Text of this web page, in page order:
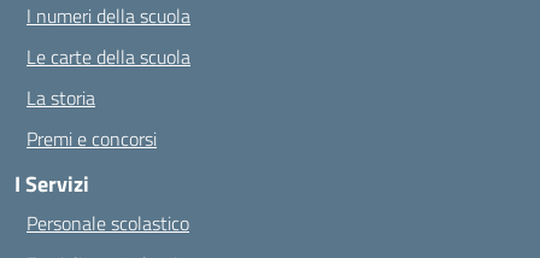
I numeri della scuola
Le carte della scuola
La storia
Premi e concorsi
I Servizi
Personale scolastico